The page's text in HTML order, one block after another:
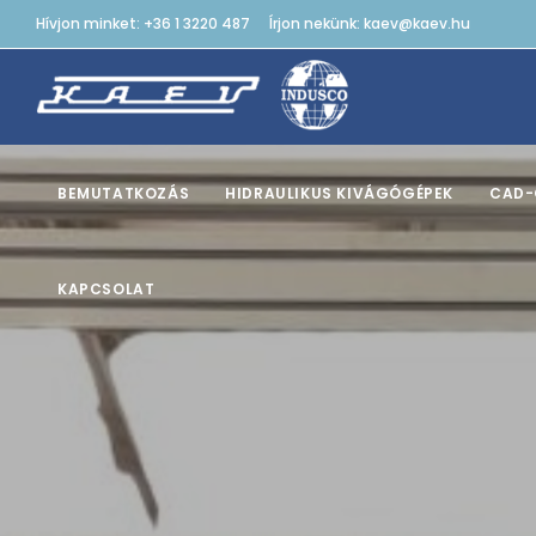
Hívjon minket: +36 1 3220 487 Írjon nekünk: kaev@kaev.hu
BEMUTATKOZÁS HIDRAULIKUS KIVÁGÓGÉPEK CAD-
KAPCSOLAT